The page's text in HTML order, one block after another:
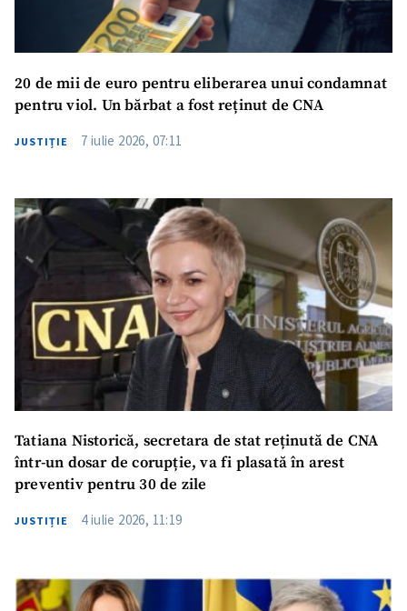
Trimite o informație
Despre ZdG
in English
на русском
20 de mii de euro pentru eliberarea unui condamnat
pentru viol. Un bărbat a fost reținut de CNA
JUSTIȚIE 7 iulie 2026, 07:11
Tatiana Nistorică, secretara de stat reținută de CNA
într-un dosar de corupție, va fi plasată în arest
preventiv pentru 30 de zile
JUSTIȚIE 4 iulie 2026, 11:19